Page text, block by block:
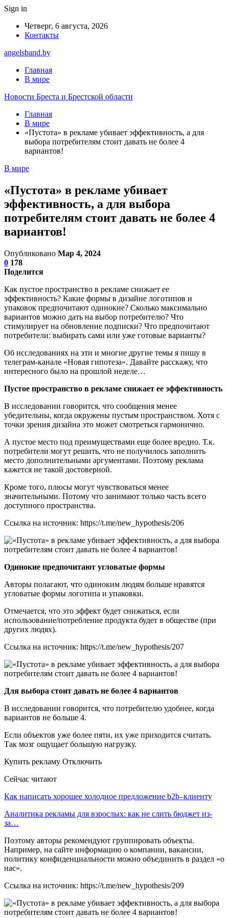
Sign in
Четверг, 6 августа, 2026
Контакты
angelsband.by
Главная
В мире
Новости Бреста и Брестской области
Главная
В мире
«Пустота» в рекламе убивает эффективность, а для
выбора потребителям стоит давать не более 4
вариантов!
В мире
«Пустота» в рекламе убивает
эффективность, а для выбора
потребителям стоит давать не более 4
вариантов!
Опубликовано Мар 4, 2024
0 178
Поделится
Как пустое пространство в рекламе снижает ее
эффективность? Какие формы в дизайне логотипов и
упаковок предпочитают одинокие? Сколько максимально
вариантов можно дать на выбор потребителю? Что
стимулирует на обновление подписки? Что предпочитают
потребители: выбирать сами или уже готовые варианты?
Об исследованиях на эти и многие другие темы я пишу в
телеграм-канале «Новая гипотеза». Давайте расскажу, что
интересного было на прошлой неделе…
Пустое пространство в рекламе снижает ее эффективность
В исследовании говорится, что сообщения менее
убедительны, когда окружены пустым пространством. Хотя с
точки зрения дизайна это может смотреться гармонично.
А пустое место под преимуществами еще более вредно. Т.к.
потребители могут решить, что не получилось заполнить
место дополнительными аргументами. Поэтому реклама
кажется не такой достоверной.
Кроме того, плюсы могут чувствоваться менее
значительными. Потому что занимают только часть всего
доступного пространства.
Ссылка на источник: https://t.me/new_hypothesis/206
Одинокие предпочитают угловатые формы
Авторы полагают, что одиноким людям больше нравятся
угловатые формы логотипа и упаковки.
Отмечается, что это эффект будет снижаться, если
использование/потребление продукта будет в обществе (при
других людях).
Ссылка на источник: https://t.me/new_hypothesis/207
Для выбора стоит давать не более 4 вариантов
В исследовании говорится, что потребителю удобнее, когда
вариантов не больше 4.
Если объектов уже более пяти, их уже приходится считать.
Так мозг ощущает большую нагрузку.
Купить рекламу Отключить
Сейчас читают
Как написать хорошее холодное предложение b2b–клиенту
Аналитика рекламы для взрослых: как не слить бюджет из-
за…
Поэтому авторы рекомендуют группировать объекты.
Например, на сайте информацию о компании, вакансии,
политику конфиденциальности можно объединить в раздел «о
нас».
Ссылка на источник: https://t.me/new_hypothesis/209